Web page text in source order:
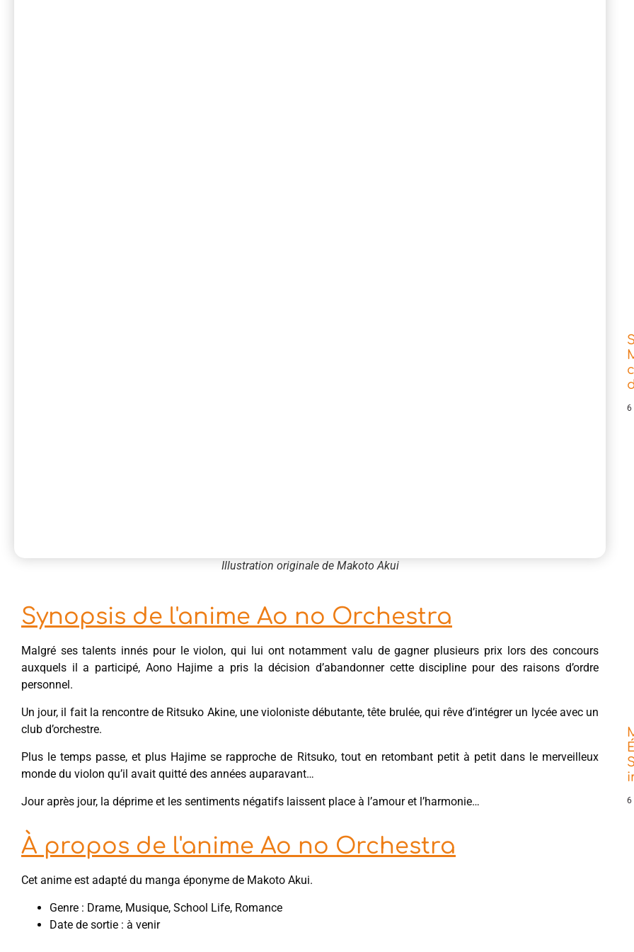
Illustration originale de Makoto Akui
Synopsis de l'anime Ao no Orchestra
Malgré ses talents innés pour le violon, qui lui ont notamment valu de gagner plusieurs prix lors des concours
auxquels il a participé, Aono Hajime a pris la décision d’abandonner cette discipline pour des raisons d’ordre
personnel.
Un jour, il fait la rencontre de Ritsuko Akine, une violoniste débutante, tête brulée, qui rêve d’intégrer un lycée avec un
club d’orchestre.
Plus le temps passe, et plus Hajime se rapproche de Ritsuko, tout en retombant petit à petit dans le merveilleux
monde du violon qu’il avait quitté des années auparavant…
Jour après jour, la déprime et les sentiments négatifs laissent place à l’amour et l’harmonie…
À propos de l'anime Ao no Orchestra
Cet anime est adapté du manga éponyme de Makoto Akui.
Genre : Drame, Musique, School Life, Romance
Date de sortie : à venir
6
6